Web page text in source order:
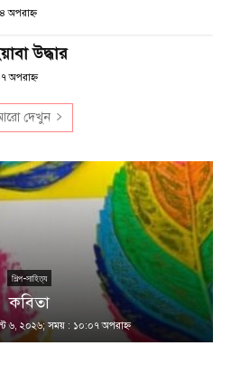
অপরাহ্ণ
উদ্ধার
অপরাহ্ণ
দেখুন
শিল্প-সাহিত্য
কবিতা
৬, ২০২৬; সময় : ১০:০৭ অপরাহ্ণ